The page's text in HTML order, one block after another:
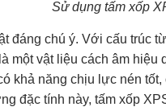
Sử dụng tấm xốp
đáng chú ý. Với cấu trúc
một vật liệu cách âm
khả năng chịu lực nén
đặc tính này, tấm xốp